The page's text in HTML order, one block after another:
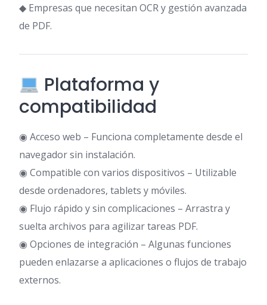
◆ Empresas que necesitan OCR y gestión avanzada
de PDF.
Plataforma y
compatibilidad
◉ Acceso web – Funciona completamente desde el
navegador sin instalación.
◉ Compatible con varios dispositivos – Utilizable
desde ordenadores, tablets y móviles.
◉ Flujo rápido y sin complicaciones – Arrastra y
suelta archivos para agilizar tareas PDF.
◉ Opciones de integración – Algunas funciones
pueden enlazarse a aplicaciones o flujos de trabajo
externos.